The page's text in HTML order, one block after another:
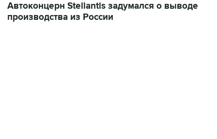
Автоконцерн Stellantis задумался о выводе
производства из России